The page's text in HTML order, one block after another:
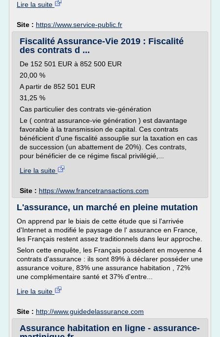
Lire la suite
Site : https://www.service-public.fr
Fiscalité Assurance-Vie 2019 : Fiscalité
des contrats d ...
De 152 501 EUR à 852 500 EUR
20,00 %
A partir de 852 501 EUR
31,25 %
Cas particulier des contrats vie-génération
Le ( contrat assurance-vie génération ) est davantage
favorable à la transmission de capital. Ces contrats
bénéficient d'une fiscalité assouplie sur la taxation en cas
de succession (un abattement de 20%). Ces contrats,
pour bénéficier de ce régime fiscal privilégié,...
Lire la suite
Site : https://www.francetransactions.com
L'assurance, un marché en pleine mutation
On apprend par le biais de cette étude que si l'arrivée
d'Internet a modifié le paysage de l' assurance en France,
les Français restent assez traditionnels dans leur approche.
Selon cette enquête, les Français possèdent en moyenne 4
contrats d'assurance : ils sont 89% à déclarer posséder une
assurance voiture, 83% une assurance habitation , 72%
une complémentaire santé et 37% d'entre...
Lire la suite
Site : http://www.guidedelassurance.com
Assurance habitation en ligne - assurance-